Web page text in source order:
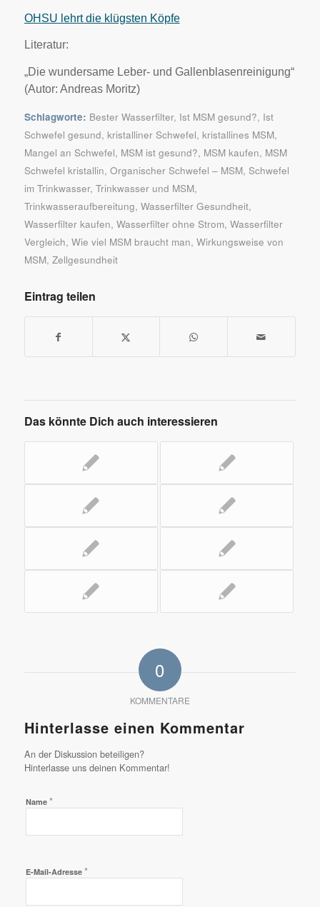
OHSU lehrt die klügsten Köpfe
Literatur:
„Die wundersame Leber- und Gallenblasenreinigung“
(Autor: Andreas Moritz)
Schlagworte: Bester Wasserfilter, Ist MSM gesund?, Ist
Schwefel gesund, kristalliner Schwefel, kristallines MSM,
Mangel an Schwefel, MSM ist gesund?, MSM kaufen, MSM
Schwefel kristallin, Organischer Schwefel – MSM, Schwefel
im Trinkwasser, Trinkwasser und MSM,
Trinkwasseraufbereitung, Wasserfilter Gesundheit,
Wasserfilter kaufen, Wasserfilter ohne Strom, Wasserfilter
Vergleich, Wie viel MSM braucht man, Wirkungsweise von
MSM, Zellgesundheit
Eintrag teilen
Das könnte Dich auch interessieren
0
KOMMENTARE
Hinterlasse einen Kommentar
An der Diskussion beteiligen?
Hinterlasse uns deinen Kommentar!
Name *
E-Mail-Adresse *